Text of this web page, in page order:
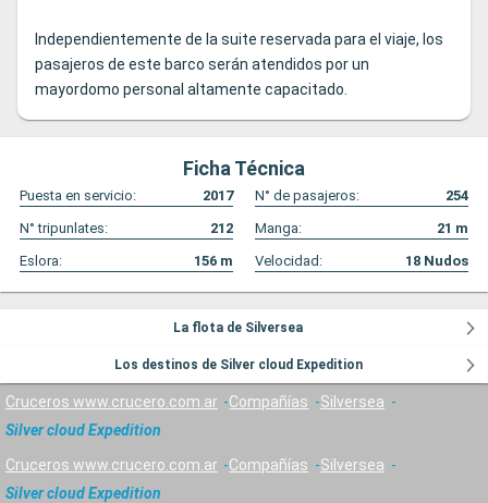
Independientemente de la suite reservada para el viaje, los
pasajeros de este barco serán atendidos por un
mayordomo personal altamente capacitado.
Ficha Técnica
Puesta en servicio: 2017 N° de pasajeros:
254
N° tripunlates:
212 Manga: 21 m
Eslora:
156 m Velocidad: 18 Nudos
La flota de Silversea
Los destinos de Silver cloud Expedition
Cruceros www.crucero.com.ar Compañías
Silversea
Silver cloud Expedition
Cruceros www.crucero.com.ar Compañías
Silversea
Silver cloud Expedition